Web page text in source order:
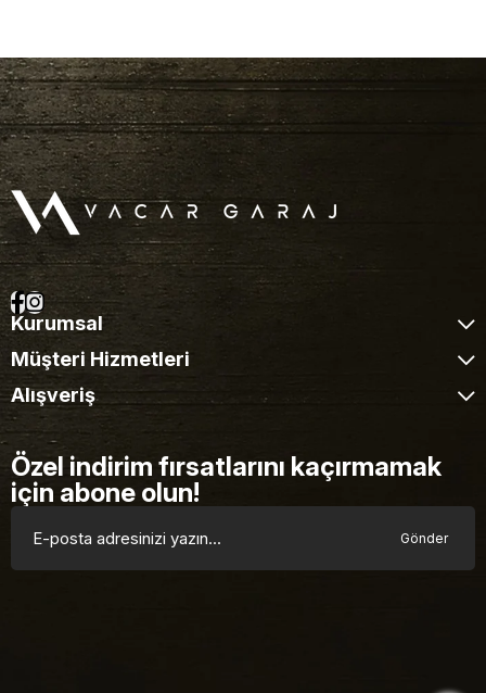
Kurumsal
Müşteri Hizmetleri
Alışveriş
Özel indirim fırsatlarını kaçırmamak
için abone olun!
Gönder